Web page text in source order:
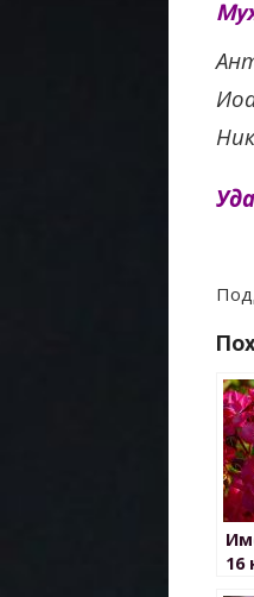
16